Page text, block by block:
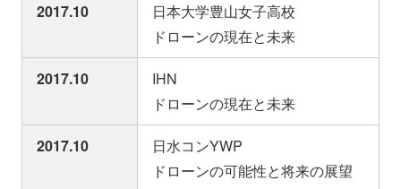
2017.10
日本大学豊山女子高校
ドローンの現在と未来
2017.10
IHN
ドローンの現在と未来
2017.10
日水コンYWP
ドローンの可能性と将来の展望